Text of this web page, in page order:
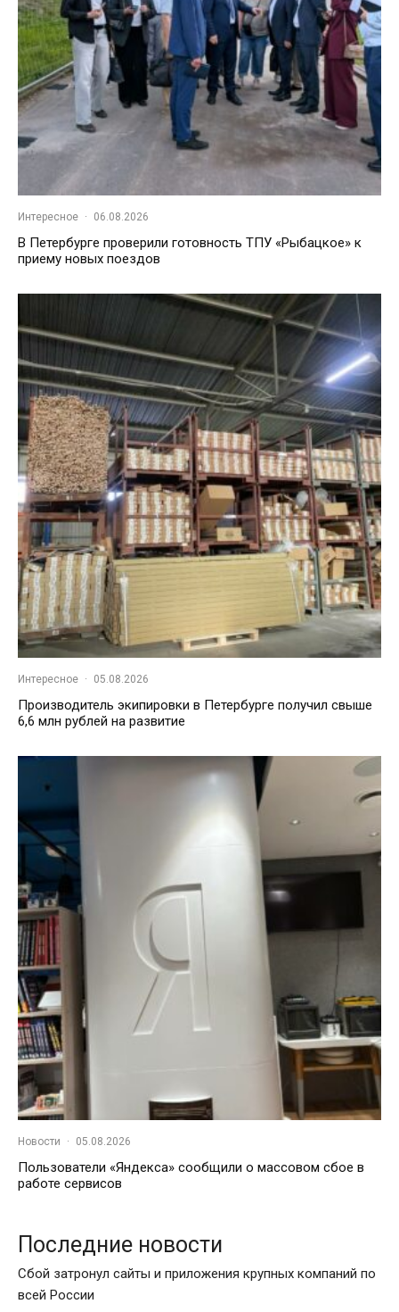
Интересное · 06.08.2026
В Петербурге проверили готовность ТПУ «Рыбацкое» к
приему новых поездов
Интересное · 05.08.2026
Производитель экипировки в Петербурге получил свыше
6,6 млн рублей на развитие
Новости · 05.08.2026
Пользователи «Яндекса» сообщили о массовом сбое в
работе сервисов
Последние новости
Сбой затронул сайты и приложения крупных компаний по
всей России